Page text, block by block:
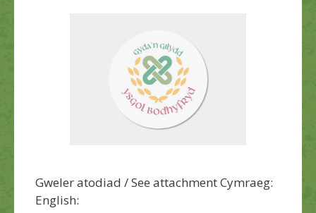
Gweler atodiad / See attachment Cymraeg:
English: